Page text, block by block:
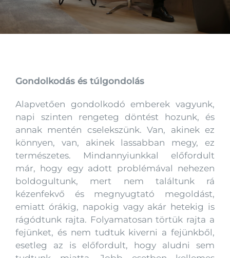
Kapcsolat
Gondolkodás és túlgondolás
Alapvetően gondolkodó emberek vagyunk,
napi szinten rengeteg döntést hozunk, és
annak mentén cselekszünk. Van, akinek ez
könnyen, van, akinek lassabban megy, ez
természetes. Mindannyiunkkal előfordult
már, hogy egy adott problémával nehezen
boldogultunk, mert nem találtunk rá
kézenfekvő és megnyugtató megoldást,
emiatt órákig, napokig vagy akár hetekig is
rágódtunk rajta. Folyamatosan törtük rajta a
fejünket, és nem tudtuk kiverni a fejünkből,
esetleg az is előfordult, hogy aludni sem